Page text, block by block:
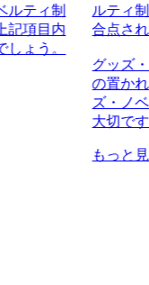
ルティ制
記項目内
ょう。
ルティ
合点さ
グッズ
の置か
ズ・ノ
大切で
もっと